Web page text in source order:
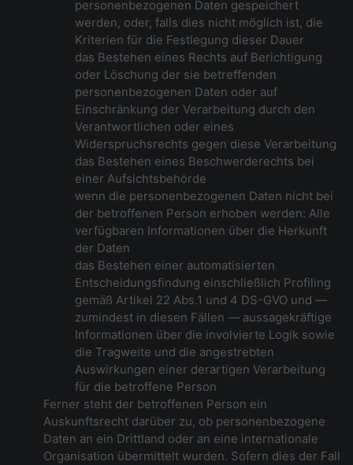
personenbezogenen Daten gespeichert
werden, oder, falls dies nicht möglich ist, die
Kriterien für die Festlegung dieser Dauer
das Bestehen eines Rechts auf Berichtigung
oder Löschung der sie betreffenden
personenbezogenen Daten oder auf
Einschränkung der Verarbeitung durch den
Verantwortlichen oder eines
Widerspruchsrechts gegen diese Verarbeitung
das Bestehen eines Beschwerderechts bei
einer Aufsichtsbehörde
wenn die personenbezogenen Daten nicht bei
der betroffenen Person erhoben werden: Alle
verfügbaren Informationen über die Herkunft
der Daten
das Bestehen einer automatisierten
Entscheidungsfindung einschließlich Profiling
gemäß Artikel 22 Abs.1 und 4 DS-GVO und —
zumindest in diesen Fällen — aussagekräftige
Informationen über die involvierte Logik sowie
die Tragweite und die angestrebten
Auswirkungen einer derartigen Verarbeitung
für die betroffene Person
Ferner steht der betroffenen Person ein
Auskunftsrecht darüber zu, ob personenbezogene
Daten an ein Drittland oder an eine internationale
Organisation übermittelt wurden. Sofern dies der Fall